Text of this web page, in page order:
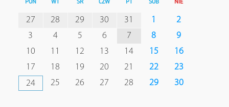
27 28 29 30 31 1
2
3
4 5 6 7 8
9
10
11 12 13 14 15
16
17
18 19 20 21 22
23
24
25 26 27 28 29 30